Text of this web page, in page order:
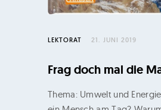
u
t
i
o
n
LEKTORAT 21. JUNI 2019
Frag doch mal die
Thema: Umwelt und